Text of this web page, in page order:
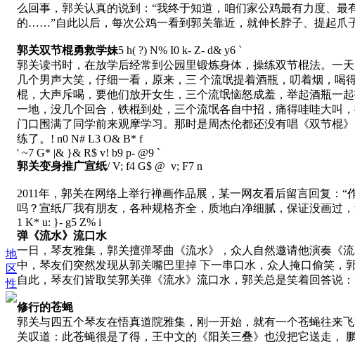
地
区
性
么回事，郭关认真的说到：“我终于知道，咱们家公鸡最有力度、
的……”自此以后，每次公鸡一看到郭关靠近，就伸长脖子、提起爪
郭关双节棍勇救学妹5 h( ?) N% I0 k- Z- d& y6 `
郭关读书时，在放学后经常到公园里锻炼身体，操练双节棍法。一
几个男声大笑，仔细一看，原来，三 个流氓提着酒瓶，叨着烟，
棍，大声斥喝，要他们放开女生，三个流氓恼怒成羞，举起酒瓶
一地，没几个回合，铁棍到处，三个流氓各自中招，痛得哇哇大叫
门口围满了同学前来观摩学习。那时是周杰伦都还没有唱《双节棍
练了。 ! n0 N# L3 O& B* f
' ~7 G* |& }& R$ v! b9 p- @9 `
郭关变身推广宣纸/ V; f4 G$ @ v; F7 n
2011年，郭关在网络上举行禅画作品展，某一网友看后留言回复：
吗？宣纸厂我有朋友，各种规格齐全，质地白净细腻，保证没画过
1 K* u: }- g5 Z% i
弹《流水》流口水
一日，琴友雅集，郭关擅弹琴曲《流水》，众人自然邀请他演奏《
中，琴友们突然发现从郭关嘴巴里掉 下一串口水，众人掩口偷笑，
自此，琴友们皆取笑郭关弹《流水》流口水，郭关总是笑着回答说
修行的苍蝇
郭关与四五个琴友在悟真道院雅集，刚一开始，就有一个苍蝇往来
关叹道：此苍蝇很是了得，王中文的《阳关三叠》也没把它送走，